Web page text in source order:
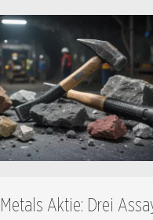
Aktie: Drei